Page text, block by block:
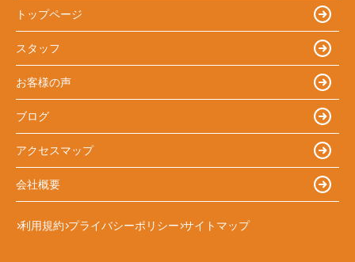
トップページ
スタッフ
お客様の声
ブログ
アクセスマップ
会社概要
利用規約 プライバシーポリシー サイトマップ